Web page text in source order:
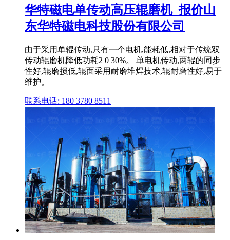
华特磁电单传动高压辊磨机_报价山
东华特磁电科技股份有限公司
由于采用单辊传动,只有一个电机,能耗低,相对于传统双
传动辊磨机降低功耗2 0 30%。 单电机传动,两辊的同步
性好,辊磨损低,辊面采用耐磨堆焊技术,辊耐磨性好,易于
维护。
联系电话: 180 3780 8511